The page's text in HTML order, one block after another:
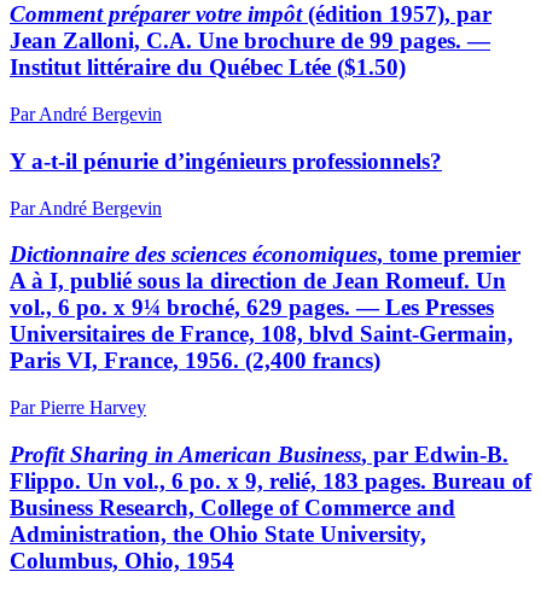
Comment préparer votre impôt(édition 1957), par
Jean Zalloni, C.A. Une brochure de 99 pages. —
Institut littéraire du Québec Ltée ($1.50)
Par André Bergevin
Y a-t-il pénurie d’ingénieurs professionnels?
Par André Bergevin
Dictionnaire des sciences économiques, tome premier
A à I, publié sous la direction de Jean Romeuf. Un
vol., 6 po. x 9¼ broché, 629 pages. — Les Presses
Universitaires de France, 108, blvd Saint-Germain,
Paris VI, France, 1956. (2,400 francs)
Par Pierre Harvey
Profit Sharing in American Business, par Edwin-B.
Flippo. Un vol., 6 po. x 9, relié, 183 pages. Bureau of
Business Research, College of Commerce and
Administration, the Ohio State University,
Columbus, Ohio, 1954